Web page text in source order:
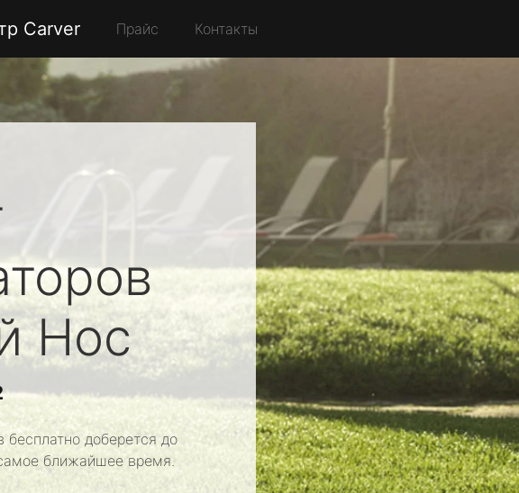
Carver Прайс Контакты
Нос
доберется до
ближайшее время.